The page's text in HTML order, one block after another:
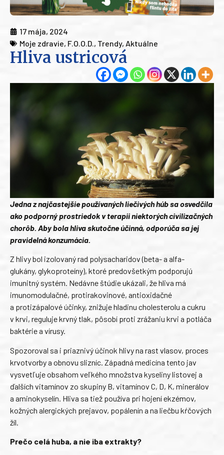
17 mája, 2024
Moje zdravie, F.O.O.D., Trendy, Aktuálne
Hliva ustricová
Jedna z najčastejšie používaných liečivých húb sa osvedčila
ako podporný prostriedok v terapii niektorých civilizačných
chorôb. Aby bola hliva skutočne účinná, odporúča sa jej
pravidelná konzumácia.
Z hlivy bol izolovaný rad polysacharidov (beta- a alfa-
glukány, glykoproteíny), ktoré predovšetkým podporujú
imunitný systém. Nedávne štúdie ukázali, že hliva má
imunomodulačné, protirakovinové, antioxidačné
a protizápalové účinky, znižuje hladinu cholesterolu a cukru
v krvi, reguluje krvný tlak, pôsobí proti zrážaniu krvi a potláča
baktérie a vírusy.
Spozoroval sa i priaznivý účinok hlivy na rast vlasov, proces
krvotvorby a obnovu slizníc. Západná medicína tento jav
vysvetľuje obsahom veľkého množstva kyseliny listovej a
ďalších vitamínov zo skupiny B, vitamínov C, D, K, minerálov
a aminokyselín. Hliva sa tiež používa pri hojení ekzémov,
kožných alergických prejavov, popálenín a na liečbu kŕčových
žíl.
Prečo celá huba, a nie iba extrakty?